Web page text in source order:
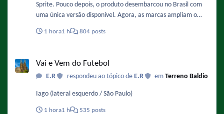
Sprite. Pouco depois, o produto desembarcou no Brasil com
uma única versão disponível. Agora, as marcas ampliam o
gôndolas. A novidade é o Absolut Sprite Frutas Vermelhas,
descrito pelas marcas como uma mistura equilibrada entre
notas doces e ácidas. A bebida possui 5 % de teor alcoólico.
frutas-vermelhas/
1 hora1 h 804 posts
Vai e Vem do Futebol
E.R respondeu ao tópico de E.R emTerreno Baldio
Iago (lateral esquerdo / São Paulo)
1 hora1 h 535 posts